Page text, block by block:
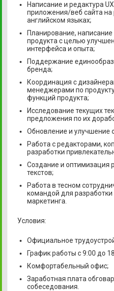
​​​Написание и редактура
приложения/веб сайта на
английском языках;
Планирование,
продукта с целью
интерфейса и опыта;
Поддержание
бренда;
Координация с
менеджерами по
функций продукта;
Исследование текущих
предложения по их
Обновление и улучшение
Работа с редакторами,
разработки
Создание и оптимизация
текстов;
Работа в тесном
командой для разработки
маркетинга.
Условия:
Официальное
График работы с 9:00 до
Комфортабельный офис;
Заработная плата
собеседования.